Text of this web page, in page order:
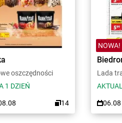
oszczędności
1 DZIEŃ
14
NOWA!
Lada
06.08